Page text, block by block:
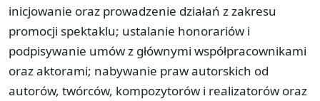
inicjowanie oraz prowadzenie działań z zakresu
promocji spektaklu; ustalanie honorariów i
podpisywanie umów z głównymi współpracownikami
oraz aktorami; nabywanie praw autorskich od
autorów, twórców, kompozytorów i realizatorów oraz